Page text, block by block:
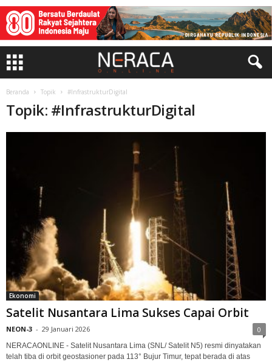
Beranda Topik #InfrastrukturDigital
Topik: #InfrastrukturDigital
Ekonomi
Satelit Nusantara Lima Sukses Capai Orbit
NEON-3 - 29 Januari 2026 0
NERACAONLINE - Satelit Nusantara Lima (SNL/ Satelit N5) resmi dinyatakan
telah tiba di orbit geostasioner pada 113° Bujur Timur, tepat berada di atas